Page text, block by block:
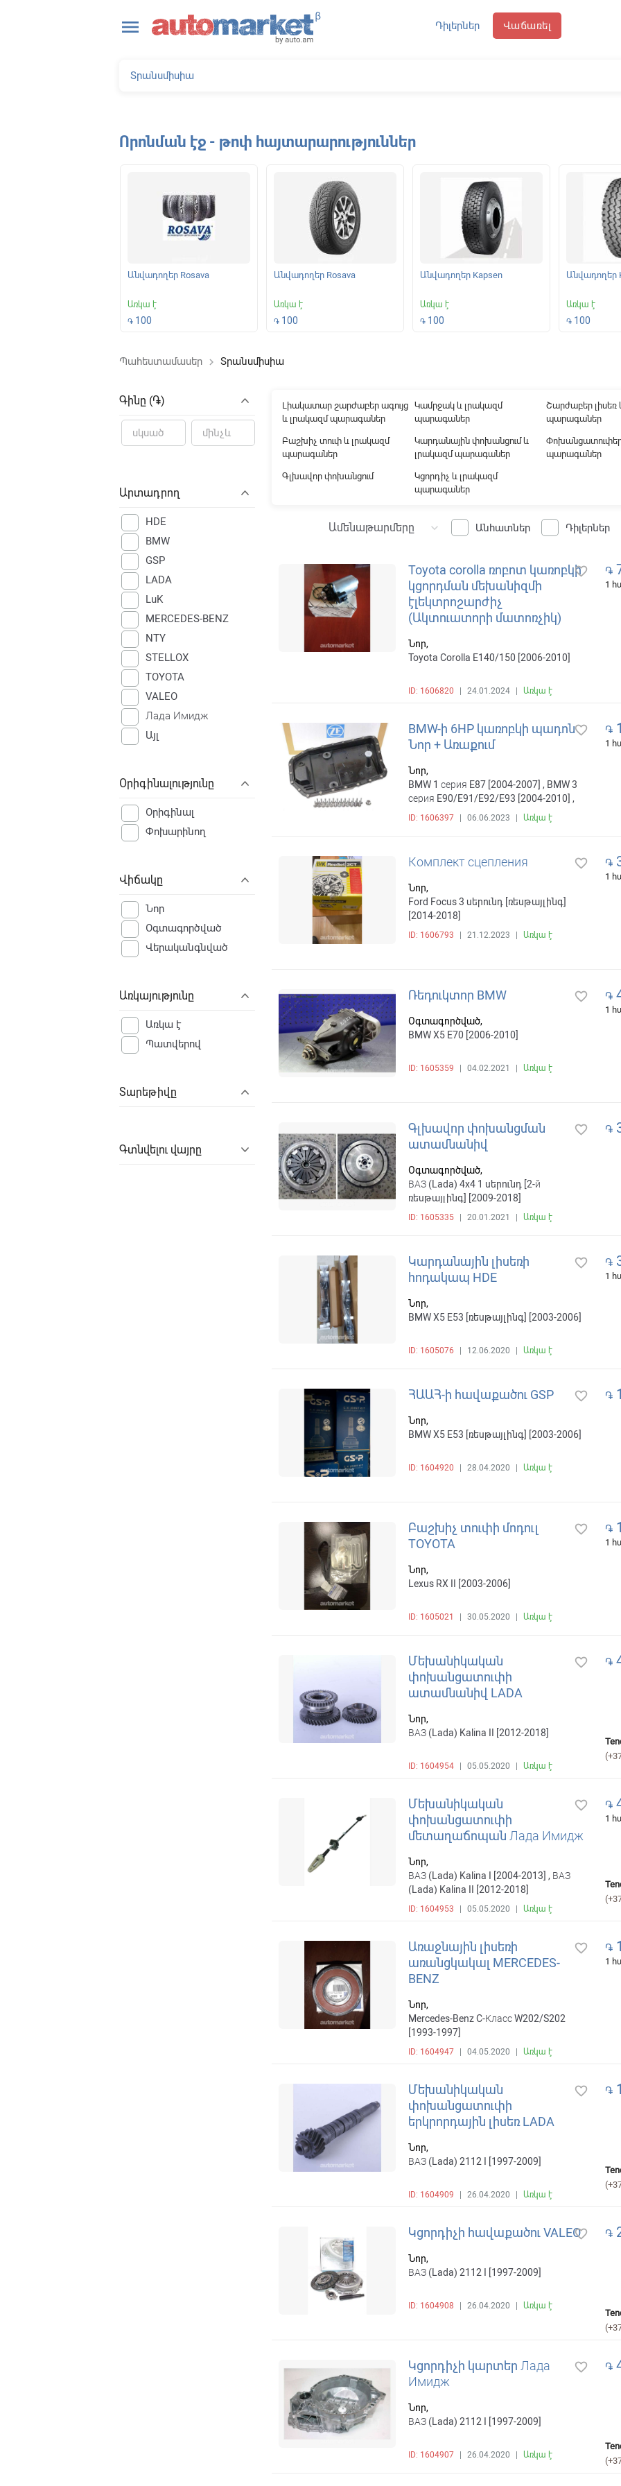
menu Դիլերներ Վաճառել
Որոնման էջ - թոփ հայտարարություններ
Անվադողեր Rosava
Առկա է
֏ 100
Անվադողեր Rosava
Առկա է
֏ 100
Անվադողեր Kapsen
Առկա է
֏ 100
Անվադողեր
Առկա է
֏ 100
Պահեստամասեր keyboard_arrow_right Տրանսմիսիա
Գինը (֏)
Արտադրող
HDE
BMW
GSP
LADA
LuK
MERCEDES-BENZ
NTY
STELLOX
TOYOTA
VALEO
Лада Имидж
Այլ
Օրիգինալությունը
Օրիգինալ
Փոխարինող
Վիճակը
Նոր
Օգտագործված
Վերականգնված
Առկայությունը
Առկա է
Պատվերով
Տարեթիվը
Գտնվելու վայրը
Lիակատար շարժաբեր ագույց
և լրակազմ պարագաներ
Բաշխիչ տուփ և լրակազմ
պարագաներ
Գլխավոր փոխանցում
Կամրջակ և լրակազմ
պարագաներ
Կարդանային փոխանցում և
լրակազմ պարագաներ
Կցորդիչ և լրակազմ
պարագաներ
Շարժաբեր լիսեռ
պարագաներ
պարագաներ
Ամենաթարմերը keyboard_arrow_down Անհատներ Դիլերներ
Toyota corolla ռոբոտ կառոբկի
կցորդման մեխանիզմի
էլեկտրոշարժիչ
(Ակտուատորի մատոռչիկ)
Նոր,
Toyota Corolla E140/150 [2006-2010]
ID: 1606820 24.01.2024 Առկա է
favorite_border ֏
1
BMW-ի 6HP կառոբկի պադոն
Նոր + Առաքում
Նոր,
BMW 1 серия E87 [2004-2007] , BMW 3
серия E90/E91/E92/E93 [2004-2010] ,
BMW 5 серия E60/E61 [2003-2007] ,
BMW 6 серия E63/E64 [2003-2007] ,
ID: 1606397 06.06.2023 Առկա է
favorite_border ֏
1
Комплект сцепления
Նոր,
Ford Focus 3 սերունդ [ռեսթայլինգ]
[2014-2018]
ID: 1606793 21.12.2023 Առկա է
favorite_border ֏
1
Ռեդուկտոր BMW
Օգտագործված,
BMW X5 E70 [2006-2010]
ID: 1605359 04.02.2021 Առկա է
favorite_border ֏
1
Գլխավոր փոխանցման
ատամնանիվ
Օգտագործված,
ВАЗ (Lada) 4x4 1 սերունդ [2-й
ռեսթայլինգ] [2009-2018]
ID: 1605335 20.01.2021 Առկա է
favorite_border ֏
Կարդանային լիսեռի
հոդակապ HDE
Նոր,
BMW X5 E53 [ռեսթայլինգ] [2003-2006]
ID: 1605076 12.06.2020 Առկա է
favorite_border ֏
1
ՀԱԱՀ-ի հավաքածու GSP
Նոր,
BMW X5 E53 [ռեսթայլինգ] [2003-2006]
ID: 1604920 28.04.2020 Առկա է
favorite_border ֏
Բաշխիչ տուփի մոդուլ
TOYOTA
Նոր,
Lexus RX II [2003-2006]
ID: 1605021 30.05.2020 Առկա է
favorite_border ֏
1
Մեխանիկական
փոխանցատուփի
ատամնանիվ LADA
Նոր,
ВАЗ (Lada) Kalina II [2012-2018]
ID: 1604954 05.05.2020 Առկա է
favorite_border ֏
Մեխանիկական
փոխանցատուփի
մետաղաճոպան Лада Имидж
Նոր,
ВАЗ (Lada) Kalina I [2004-2013] , ВАЗ
(Lada) Kalina II [2012-2018]
ID: 1604953 05.05.2020 Առկա է
favorite_border ֏
1
Առաջնային լիսեռի
առանցկակալ MERCEDES-
BENZ
Նոր,
Mercedes-Benz C-Класс W202/S202
[1993-1997]
ID: 1604947 04.05.2020 Առկա է
favorite_border ֏
1
Մեխանիկական
փոխանցատուփի
երկրորդային լիսեռ LADA
Նոր,
ВАЗ (Lada) 2112 I [1997-2009]
ID: 1604909 26.04.2020 Առկա է
favorite_border ֏
Կցորդիչի հավաքածու VALEO
Նոր,
ВАЗ (Lada) 2112 I [1997-2009]
ID: 1604908 26.04.2020 Առկա է
favorite_border ֏
Կցորդիչի կարտեր Лада
Имидж
Նոր,
ВАЗ (Lada) 2112 I [1997-2009]
ID: 1604907 26.04.2020 Առկա է
favorite_border ֏